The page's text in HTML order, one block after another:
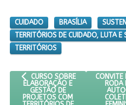
CUIDADO BRASÍLIA
TERRITÓRIOS DE CUIDADO, LUTA
TERRITÓRIOS
ARTIGO ANTERIOR: CURSO
CURSO SOBRE
ELABORAÇÃO E
GESTÃO DE
PROJETOS COM
CONVITE
RODA